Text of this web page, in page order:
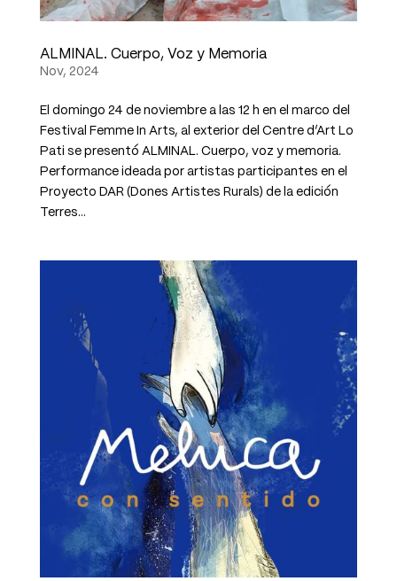
ALMINAL. Cuerpo, Voz y Memoria
Nov, 2024
El domingo 24 de noviembre a las 12 h en el marco del
Festival Femme In Arts, al exterior del Centre d’Art Lo
Pati se presentó ALMINAL. Cuerpo, voz y memoria.
Performance ideada por artistas participantes en el
Proyecto DAR (Dones Artistes Rurals) de la edición
Terres...